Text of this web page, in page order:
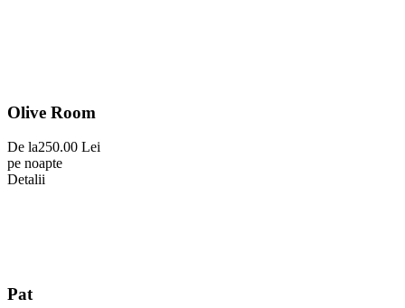
Olive Room
De la250.00 Lei
pe noapte
Detalii
Pat